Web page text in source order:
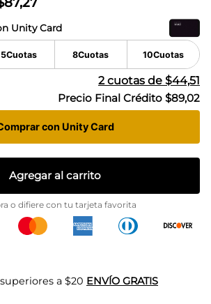
Unity Card
5Cuotas 8Cuotas 10Cuotas
2cuotas de $44,51
Precio Final Crédito $89,02
con Unity Card
Agregar al carrito
o difiere con tu tarjeta favorita
a $20 ENVÍO GRATIS